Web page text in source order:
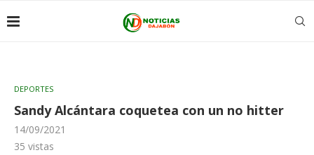
DEPORTES
Sandy Alcántara coquetea con un no hitter
14/09/2021
35 vistas